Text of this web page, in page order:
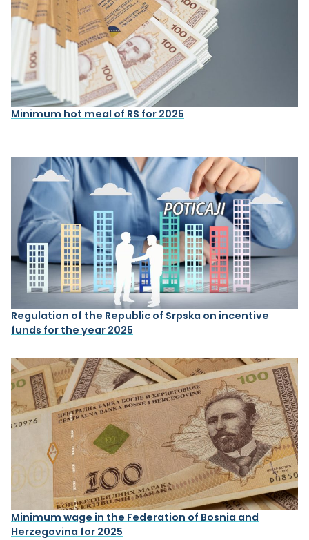
Minimum hot meal of RS for 2025
Regulation of the Republic of Srpska on incentive
funds for the year 2025
Minimum wage in the Federation of Bosnia and
Herzegovina for 2025